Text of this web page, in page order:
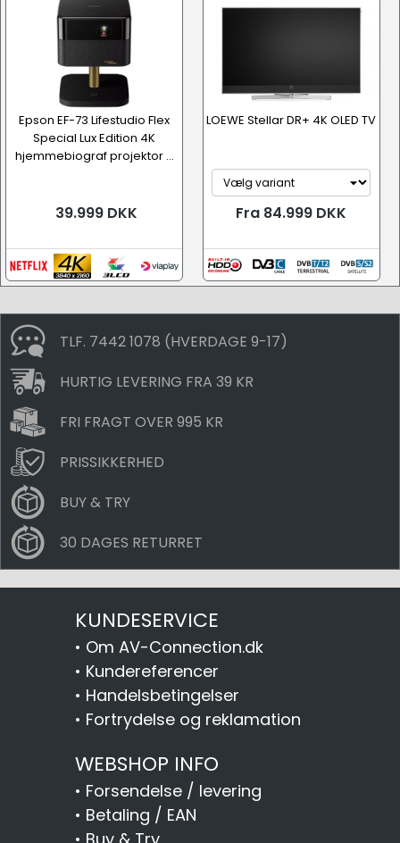
Epson EF-73 Lifestudio Flex
Special Lux Edition 4K
hjemmebiograf projektor ...
39.999 DKK
LOEWE Stellar DR+ 4K OLED TV
Fra 84.999 DKK
TLF. 7442 1078 (HVERDAGE 9-17)
HURTIG LEVERING FRA 39 KR
FRI FRAGT OVER 995 KR
PRISSIKKERHED
BUY & TRY
30 DAGES RETURRET
KUNDESERVICE
• Om AV-Connection.dk
• Kundereferencer
• Handelsbetingelser
• Fortrydelse og reklamation
WEBSHOP INFO
• Forsendelse / levering
• Betaling / EAN